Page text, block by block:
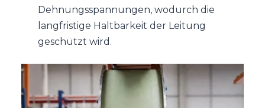
Dehnungsspannungen, wodurch die
langfristige Haltbarkeit der Leitung
geschützt wird.